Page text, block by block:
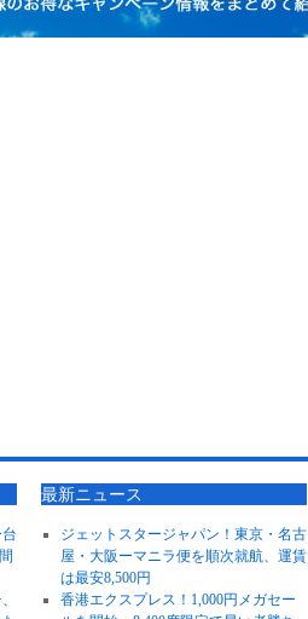
最新ニュース
ジェットスタージャパン！東京・名古
屋・大阪ーマニラ便を順次就航、運賃
は最安8,500円
香港エクスプレス！1,000円メガセー